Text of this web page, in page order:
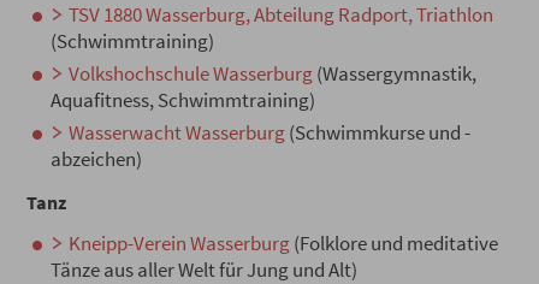
TSV 1880 Wasserburg, Abteilung Radport, Triathlon
(Schwimmtraining)
Volkshochschule Wasserburg(Wassergymnastik,
Aquafitness, Schwimmtraining)
Wasserwacht Wasserburg(Schwimmkurse und -
abzeichen)
Tanz
Kneipp-Verein Wasserburg(Folklore und meditative
Tänze aus aller Welt für Jung und Alt)